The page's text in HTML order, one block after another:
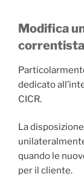
Modifica
correntista
dedicato
CICR.
La
quando le
per il cliente.